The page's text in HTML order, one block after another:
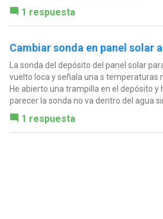
1 respuesta
Cambiar sonda en panel solar
La sonda del depósito del panel solar
vuelto loca y señala una s temperaturas
He abierto una trampilla en el depósito y
parecer la sonda no va dentro del agua
1 respuesta